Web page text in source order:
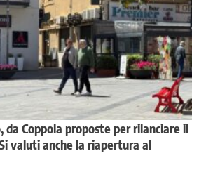
da Coppola proposte per rilanciare il
valuti anche la riapertura al